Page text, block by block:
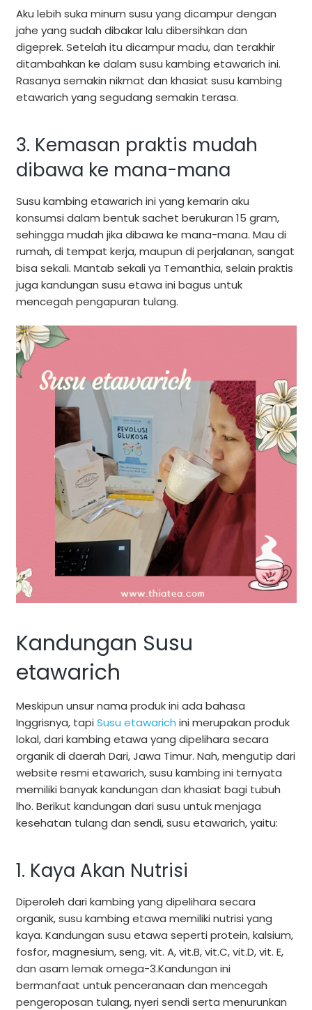
Aku lebih suka minum susu yang dicampur dengan
jahe yang sudah dibakar lalu dibersihkan dan
digeprek. Setelah itu dicampur madu, dan terakhir
ditambahkan ke dalam susu kambing etawarich ini.
Rasanya semakin nikmat dan khasiat susu kambing
etawarich yang segudang semakin terasa.
3. Kemasan praktis mudah
dibawa ke mana-mana
Susu kambing etawarich ini yang kemarin aku
konsumsi dalam bentuk sachet berukuran 15 gram,
sehingga mudah jika dibawa ke mana-mana. Mau di
rumah, di tempat kerja, maupun di perjalanan, sangat
bisa sekali. Mantab sekali ya Temanthia, selain praktis
juga kandungan susu etawa ini bagus untuk
mencegah pengapuran tulang.
Kandungan Susu
etawarich
Meskipun unsur nama produk ini ada bahasa
Inggrisnya, tapi Susu etawarich ini merupakan produk
lokal, dari kambing etawa yang dipelihara secara
organik di daerah Dari, Jawa Timur. Nah, mengutip dari
website resmi etawarich, susu kambing ini ternyata
memiliki banyak kandungan dan khasiat bagi tubuh
lho. Berikut kandungan dari susu untuk menjaga
kesehatan tulang dan sendi, susu etawarich, yaitu:
1. Kaya Akan Nutrisi
Diperoleh dari kambing yang dipelihara secara
organik, susu kambing etawa memiliki nutrisi yang
kaya. Kandungan susu etawa seperti protein, kalsium,
fosfor, magnesium, seng, vit. A, vit.B, vit.C, vit.D, vit. E,
dan asam lemak omega-3.Kandungan ini
bermanfaat untuk penceranaan dan mencegah
pengeroposan tulang, nyeri sendi serta menurunkan